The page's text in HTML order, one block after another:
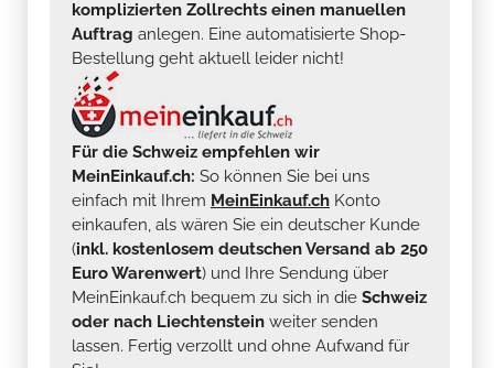
komplizierten Zollrechts einen manuellen
Auftrag anlegen. Eine automatisierte Shop-
Bestellung geht aktuell leider nicht!
Für die Schweiz empfehlen wir
MeinEinkauf.ch: So können Sie bei uns
einfach mit Ihrem MeinEinkauf.ch Konto
einkaufen, als wären Sie ein deutscher Kunde
(inkl. kostenlosem deutschen Versand ab 250
Euro Warenwert) und Ihre Sendung über
MeinEinkauf.ch bequem zu sich in die Schweiz
oder nach Liechtenstein weiter senden
lassen. Fertig verzollt und ohne Aufwand für